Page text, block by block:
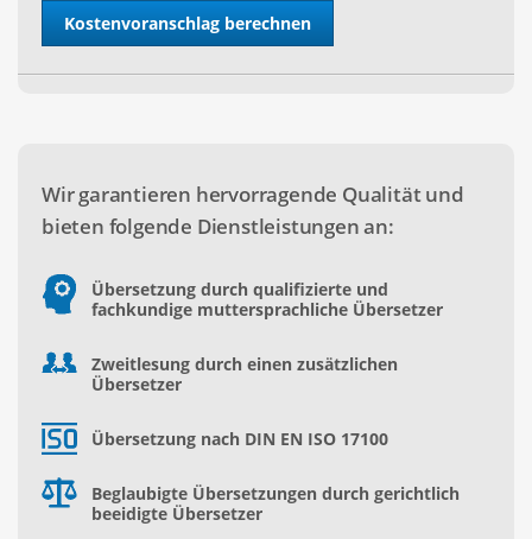
Wir garantieren hervorragende Qualität und
bieten folgende Dienstleistungen an:
Übersetzung durch qualifizierte und
fachkundige muttersprachliche Übersetzer
Zweitlesung durch einen zusätzlichen
Übersetzer
Übersetzung nach DIN EN ISO 17100
Beglaubigte Übersetzungen durch gerichtlich
beeidigte Übersetzer